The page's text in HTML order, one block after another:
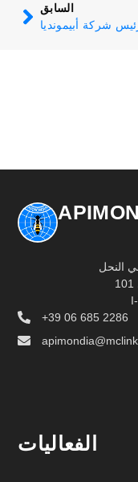
السابق
النحل
+39 06 685 2286
الفعاليات